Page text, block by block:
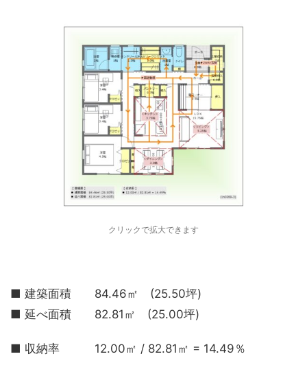
クリックで拡大できます
■ 建築面積 84.46㎡ (25.50坪)
■ 延べ面積 82.81㎡ (25.00坪)
■ 収納率 12.00㎡ / 82.81㎡ = 14.49％